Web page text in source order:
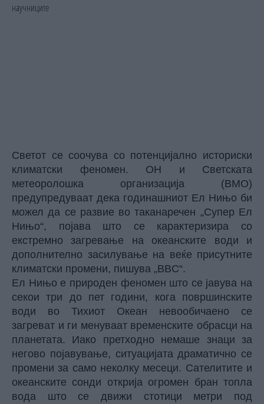
Светот се соочува со потенцијално историски
климатски феномен. ОН и Светската
метеоролошка организација (ВМО)
предупредуваат дека годинашниот Ел Нињо би
можел да се развие во таканаречен „Супер Ел
Нињо“, појава што се карактеризира со
екстремно загревање на океанските води и
дополнително засилување на веќе присутните
климатски промени, пишува „BBC“.
Ел Нињо е природен феномен што се јавува на
секои три до пет години, кога површинските
води во Тихиот Океан невообичаено се
загреват и ги менуваат временските обрасци на
планетата. Иако претходно немаше знаци за
негово појавување, ситуацијата драматично се
промени за само неколку месеци. Сателитите и
океанските сонди открија огромен бран топла
вода што се движи стотици метри под